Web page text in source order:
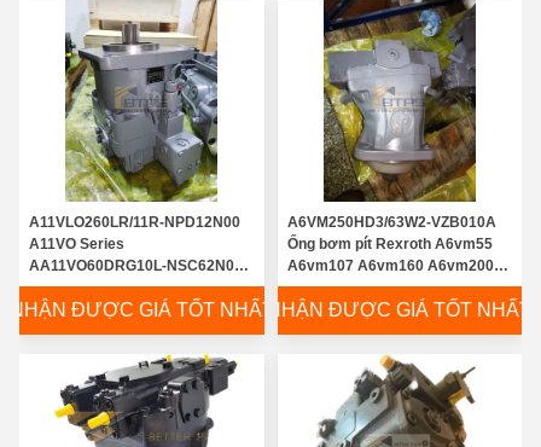
A11VLO260LR/11R-NPD12N00
A11VO Series
AA11VO60DRG10L-NSC62N00
Rexroth Máy bơm thủy lực Máy
bơm piston trục thủy lực
NHẬN ĐƯỢC GIÁ TỐT NHẤT
A6VM250HD3/63W2-VZB010A
Ống bơm pít Rexroth A6vm55
A6vm107 A6vm160 A6vm200
A6vm250 A6vm80-Động cơ
NHẬN ĐƯỢC GIÁ TỐT NHẤT